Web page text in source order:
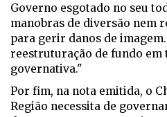
Governo esgotado no seu
manobras de diversão nem
para gerir danos de
reestruturação de fundo em
governativa."
Por fim, na nota emitida, o
Região necessita de